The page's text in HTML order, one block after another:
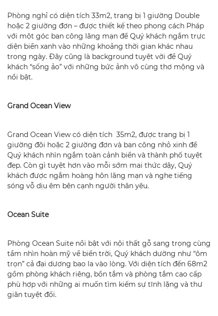
Phòng nghỉ có diện tích 33m2, trang bị 1 giường Double
hoặc 2 giường đơn – được thiết kế theo phong cách Pháp
với một góc ban công lãng mạn để Quý khách ngắm trực
diện biển xanh vào những khoảng thời gian khác nhau
trong ngày. Đây cũng là background tuyệt vời để Quý
khách “sống ảo” với những bức ảnh vô cùng thơ mộng và
nổi bật.
Grand Ocean View
Grand Ocean View có diện tích 35m2, được trang bị 1
giường đôi hoặc 2 giường đơn và ban công nhỏ xinh để
Quý khách nhìn ngắm toàn cảnh biển và thành phố tuyệt
đẹp. Còn gì tuyệt hơn vào mỗi sớm mai thức dậy, Quý
khách được ngắm hoàng hôn lãng mạn và nghe tiếng
sóng vỗ dịu êm bên cạnh người thân yêu.
Ocean Suite
Phòng Ocean Suite nổi bật với nội thất gỗ sang trọng cùng
tầm nhìn hoàn mỹ về biển trời, Quý khách dường như “ôm
trọn” cả đại dương bao la vào lòng. Với diện tích đến 68m2
gồm phòng khách riêng, bồn tắm và phòng tắm cao cấp
phù hợp với những ai muốn tìm kiếm sự tĩnh lặng và thư
giãn tuyệt đối.